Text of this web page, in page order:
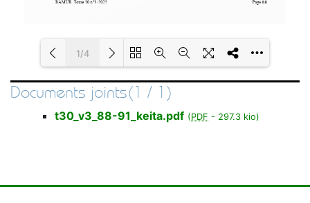
Loading PDF 100% ...
1/4
Documents joints(1 / 1)
t30_v3_88-91_keita.pdf (PDF - 297.3 kio)